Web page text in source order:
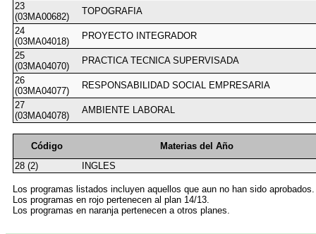
23
(03MA00682)
TOPOGRAFIA
24
(03MA04018)
PROYECTO INTEGRADOR
25
(03MA04070)
PRACTICA TECNICA SUPERVISADA
26
(03MA04077)
RESPONSABILIDAD SOCIAL EMPRESARIA
27
(03MA04078)
AMBIENTE LABORAL
Código
Materias del Año
28 (2)
INGLES
Los programas listados incluyen aquellos que aun no han sido aprobados.
Los programas en rojo pertenecen al plan 14/13.
Los programas en naranja pertenecen a otros planes.